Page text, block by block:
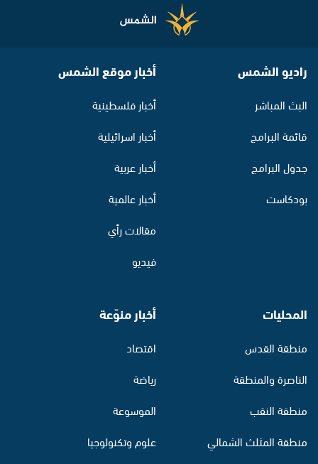
راديو الشمس
البث المباشر
قائمة البرامج
جدول البرامج
بودكاست
أخبار موقع الشمس
أخبار فلسطينية
أخبار اسرائيلية
أخبار عربية
أخبار عالمية
مقالات رأي
فيديو
المحليات
منطقة القدس
الناصرة والمنطقة
منطقة النقب
منطقة المثلث الشمالي
أخبار منوّعة
اقتصاد
رياضة
الموسوعة
علوم وتكنولوجيا